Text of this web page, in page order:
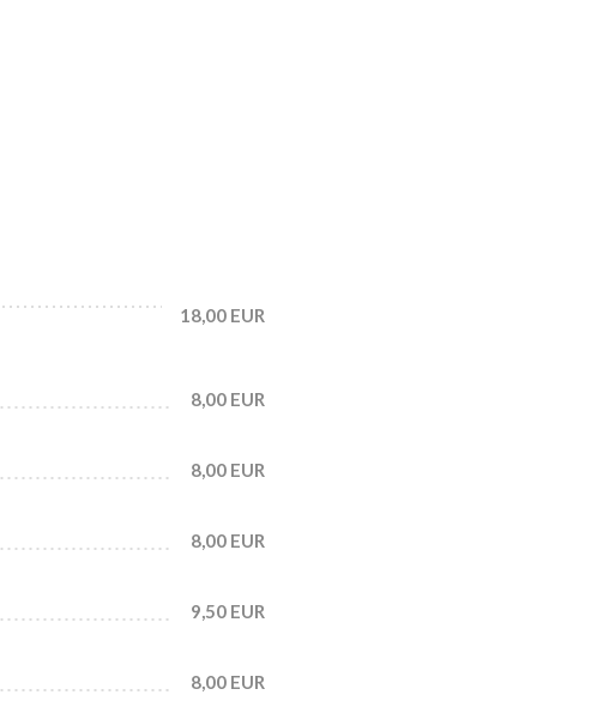
18,00 EUR
8,00 EUR
8,00 EUR
8,00 EUR
9,50 EUR
8,00 EUR